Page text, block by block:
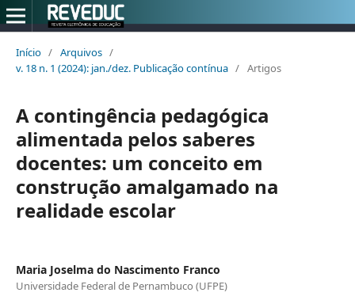
Início / Arquivos /
v. 18 n. 1 (2024): jan./dez. Publicação contínua / Artigos
A contingência pedagógica
alimentada pelos saberes
docentes: um conceito em
construção amalgamado na
realidade escolar
Maria Joselma do Nascimento Franco
Universidade Federal de Pernambuco (UFPE)